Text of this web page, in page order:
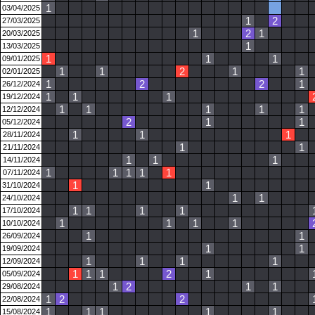
03/04/2025 1
27/03/2025 1 2
20/03/2025 1 2 1
13/03/2025 1
09/01/2025 1 1 1
02/01/2025 1 1 2 1 1
26/12/2024 1 2 2 1
19/12/2024 1 1 1
12/12/2024 1 1 1 1 1
05/12/2024 2 1 1
28/11/2024 1 1 1
21/11/2024 1 1
14/11/2024 1 1 1
07/11/2024 1 1 1 1 1
31/10/2024 1 1
24/10/2024 1 1
17/10/2024 1 1 1 1
10/10/2024 1 1 1 1
26/09/2024 1 1
19/09/2024 1 1
12/09/2024 1 1 1 1
05/09/2024 1 1 1 2 1
29/08/2024 1 2 1 1
22/08/2024 1 2 2
15/08/2024 1 1 1 1 1